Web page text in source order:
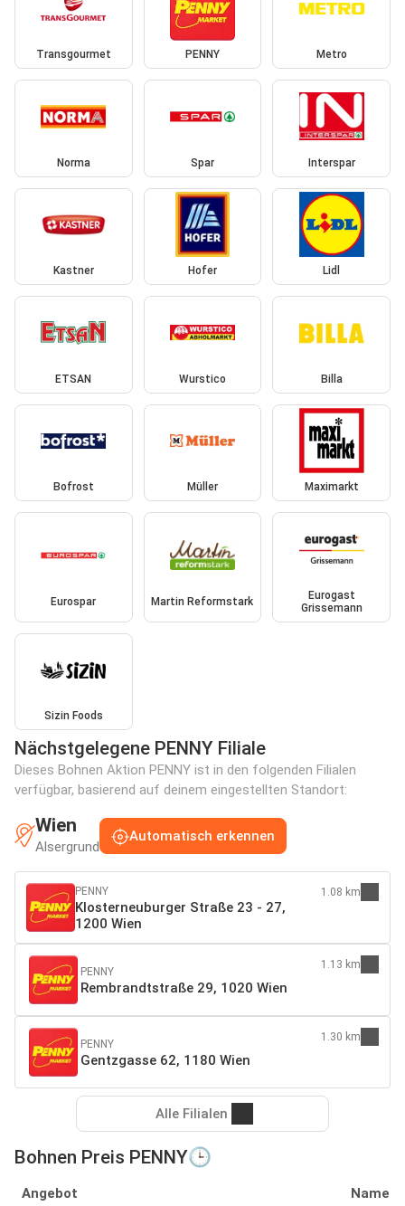
Transgourmet PENNY Metro
Norma Spar Interspar
Kastner Hofer Lidl
ETSAN Wurstico Billa
Bofrost Müller Maximarkt
Eurospar Martin Reformstark
Eurogast
Grissemann
Sizin Foods
Nächstgelegene PENNY Filiale
Dieses Bohnen Aktion PENNY ist in den folgenden Filialen
verfügbar, basierend auf deinem eingestellten Standort:
Wien
Alsergrund
Automatisch erkennen
PENNY
Klosterneuburger Straße 23 - 27,
1200 Wien
1.08 km
PENNY
Rembrandtstraße 29, 1020 Wien
1.13 km
PENNY
Gentzgasse 62, 1180 Wien
1.30 km
Alle Filialen
Bohnen Preis PENNY🕒
Angebot Name